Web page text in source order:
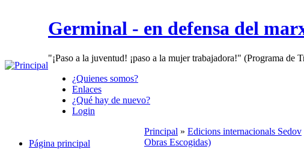
Germinal - en defensa del
"¡Paso a la juventud! ¡paso a la mujer trabajadora!" (Programa de
¿Quienes somos?
Enlaces
¿Qué hay de nuevo?
Login
Página principal
Principal » Edicions internacionals Sedov
Obras Escogidas)